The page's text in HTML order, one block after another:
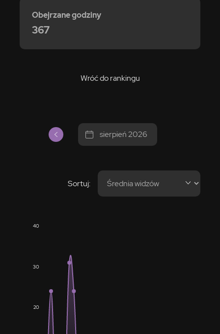
Wróć do rankingu
Obejrzane godziny
367
sierpień 2026
Sortuj:
20
30
40